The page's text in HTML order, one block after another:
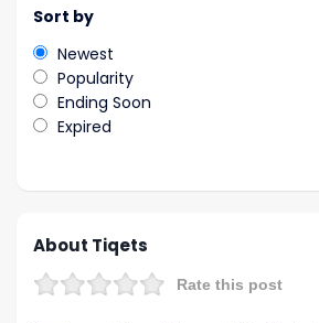
Sort by
Newest
Popularity
Ending Soon
Expired
About Tiqets
Rate this post